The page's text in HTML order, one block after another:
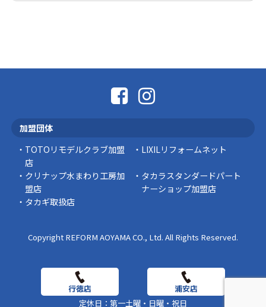
中にインターホンが鳴っていた… 宅配便を受 …
加盟団体
TOTOリモデルクラブ加盟
店
LIXILリフォームネット
クリナップ水まわり工房加
盟店
タカラスタンダードパート
ナーショップ加盟店
タカギ取扱店
Copyright REFORM AOYAMA CO., Ltd. All Rights Reserved.
定休日：第一土曜・日曜・祝日